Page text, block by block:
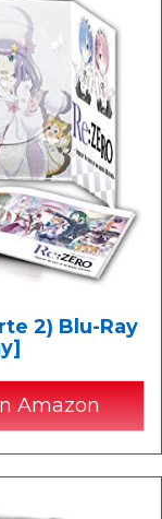
2) Blu-Ray
Amazon